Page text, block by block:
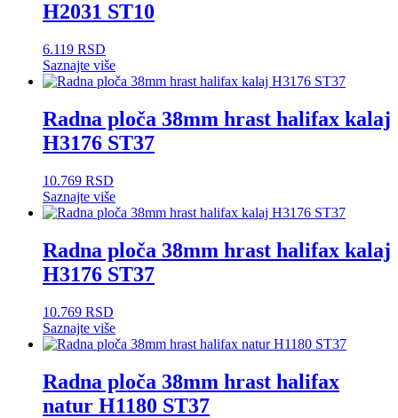
H2031 ST10
6.119 RSD
Saznajte više
Radna ploča 38mm hrast halifax kalaj
H3176 ST37
10.769 RSD
Saznajte više
Radna ploča 38mm hrast halifax kalaj
H3176 ST37
10.769 RSD
Saznajte više
Radna ploča 38mm hrast halifax
natur H1180 ST37